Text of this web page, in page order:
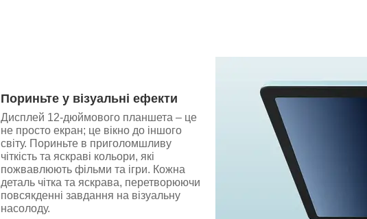
Пориньте у візуальні ефекти
Дисплей 12-дюймового планшета – це
не просто екран; це вікно до іншого
світу. Пориньте в приголомшливу
чіткість та яскраві кольори, які
пожвавлюють фільми та ігри. Кожна
деталь чітка та яскрава, перетворюючи
повсякденні завдання на візуальну
насолоду.